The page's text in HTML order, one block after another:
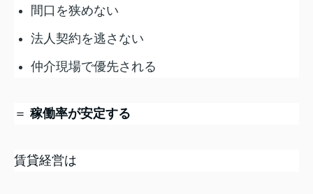
間口を狭めない
法人契約を逃さない
仲介現場で優先される
＝ 稼働率が安定する
賃貸経営は